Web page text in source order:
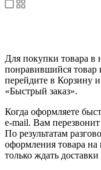
Для покупки товара в
понравившийся товар
перейдите в Корзину
«Быстрый заказ».
Когда оформляете
e-mail. Вам
По результатам
оформления товара
только ждать